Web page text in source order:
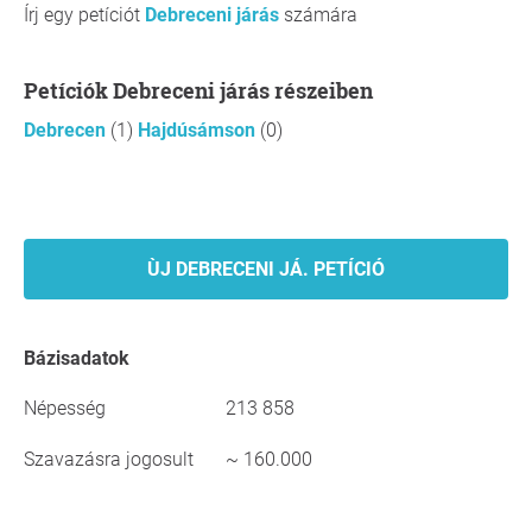
Írj egy petíciót Debreceni járás számára
Petíciók Debreceni járás részeiben
Debrecen (1) Hajdúsámson (0)
ÙJ DEBRECENI JÁ. PETÍCIÓ
Bázisadatok
Népesség 213 858
Szavazásra jogosult ~ 160.000